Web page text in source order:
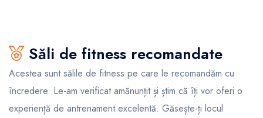
Săli de fitness recomandate
Acestea sunt sălile de fitness pe care le recomandăm cu
încredere. Le-am verificat amănunțit și știm că îți vor oferi o
experiență de antrenament excelentă. Găsește-ți locul